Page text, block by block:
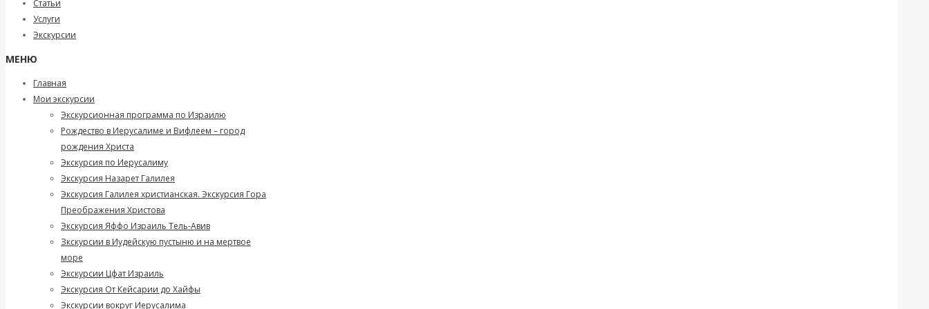
Статьи
Услуги
Экскурсии
МЕНЮ
Главная
Мои экскурсии
Экскурсионная программа по Израилю
Рождество в Иерусалиме и Вифлеем – город
рождения Христа
Экскурсия по Иерусалиму
Экскурсия Назарет Галилея
Экскурсия Галилея христианская. Экскурсия Гора
Преображения Христова
Экскурсия Яффо Израиль Тель-Авив
Зкскурсии в Иудейскую пустыню и на мертвое
море
Экскурсии Цфат Израиль
Экскурсия От Кейсарии до Хайфы
Экскурсии вокруг Иерусалима